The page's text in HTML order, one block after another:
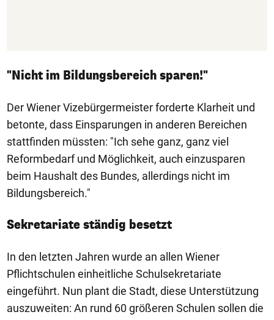
"Nicht im Bildungsbereich sparen!"
Der Wiener Vizebürgermeister forderte Klarheit und
betonte, dass Einsparungen in anderen Bereichen
stattfinden müssten: "Ich sehe ganz, ganz viel
Reformbedarf und Möglichkeit, auch einzusparen
beim Haushalt des Bundes, allerdings nicht im
Bildungsbereich."
Sekretariate ständig besetzt
In den letzten Jahren wurde an allen Wiener
Pflichtschulen einheitliche Schulsekretariate
eingeführt. Nun plant die Stadt, diese Unterstützung
auszuweiten: An rund 60 größeren Schulen sollen die